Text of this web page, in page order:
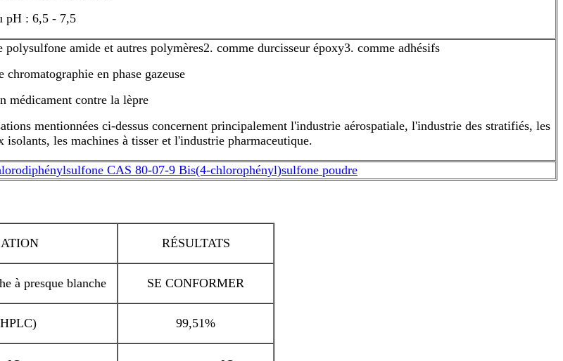
pH : 6,5 - 7,5
polysulfone amide et autres polymères2. comme durcisseur époxy3. comme adhésifs
chromatographie en phase gazeuse
médicament contre la lèpre
mentionnées ci-dessus concernent principalement l'industrie aérospatiale, l'industrie des stratifiés, les
isolants, les machines à tisser et l'industrie pharmaceutique.
CAS 80-07-9 Bis(4-chlorophényl)sulfone poudre
RÉSULTATS
à presque blanche SE CONFORMER
99,51%